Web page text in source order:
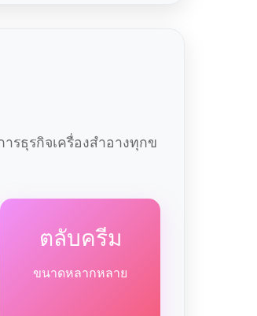
รธุรกิจเครื่องสำอางทุกข
ตลับครีม
ขนาดหลากหลาย